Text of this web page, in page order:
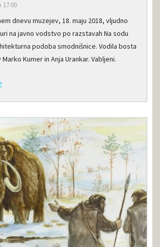
17:00
dnevu muzejev, 18. maju 2018, vljudno
na javno vodstvo po razstavah Na sodu
podoba smodnišnice. Vodila bosta
Kumer in Anja Urankar. Vabljeni.